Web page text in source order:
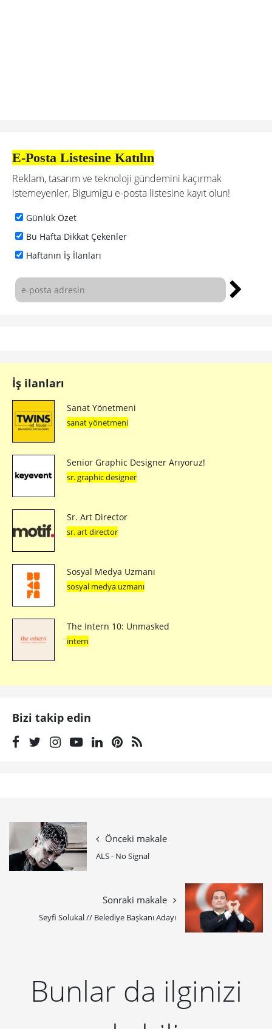
E-Posta Listesine Katılın
Reklam, tasarım ve teknoloji gündemini kaçırmak
istemeyenler, Bigumigu e-posta listesine kayıt olun!
Günlük Özet
Bu Hafta Dikkat Çekenler
Haftanın İş İlanları
İş ilanları
Sanat Yönetmeni
sanat yönetmeni
Senior Graphic Designer Arıyoruz!
sr. graphic designer
Sr. Art Director
sr. art director
Sosyal Medya Uzmanı
sosyal medya uzmanı
The Intern 10: Unmasked
intern
Bizi takip edin
Önceki makale
ALS - No Signal
Sonraki makale
Seyfi Solukal // Belediye Başkanı Adayı
Bunlar da ilginizi